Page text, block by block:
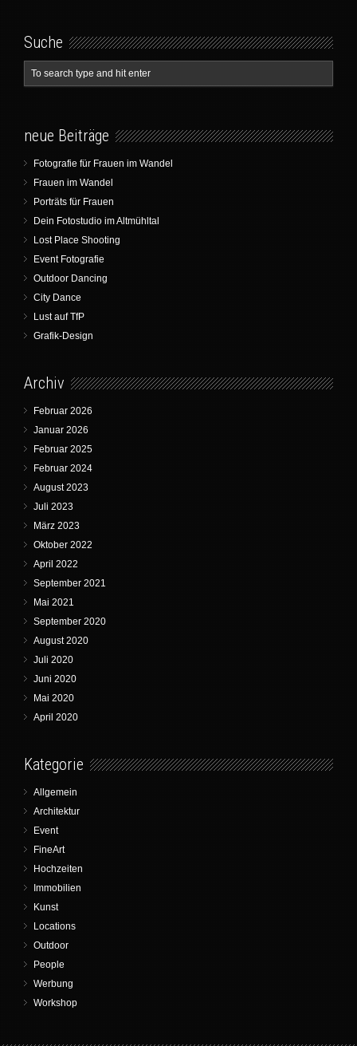
Suche
neue Beiträge
Fotografie für Frauen im Wandel
Frauen im Wandel
Porträts für Frauen
Dein Fotostudio im Altmühltal
Lost Place Shooting
Event Fotografie
Outdoor Dancing
City Dance
Lust auf TfP
Grafik-Design
Archiv
Februar 2026
Januar 2026
Februar 2025
Februar 2024
August 2023
Juli 2023
März 2023
Oktober 2022
April 2022
September 2021
Mai 2021
September 2020
August 2020
Juli 2020
Juni 2020
Mai 2020
April 2020
Kategorie
Allgemein
Architektur
Event
FineArt
Hochzeiten
Immobilien
Kunst
Locations
Outdoor
People
Werbung
Workshop